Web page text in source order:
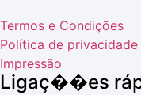
Termos e Condições
Política de privacidade
Impressão
Ligaç��es